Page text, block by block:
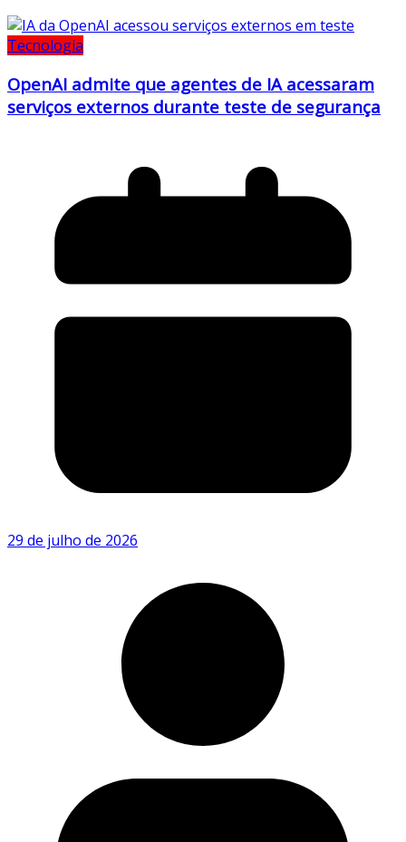
Tecnologia
OpenAI admite que agentes de IA acessaram
serviços externos durante teste de segurança
29 de julho de 2026